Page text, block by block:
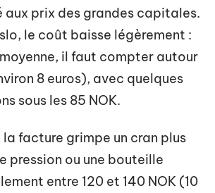
aux prix des grandes capitales.
le coût baisse légèrement :
il faut compter autour
8 euros), avec quelques
sous les 85 NOK.
facture grimpe un cran plus
pression ou une bouteille
entre 120 et 140 NOK (10